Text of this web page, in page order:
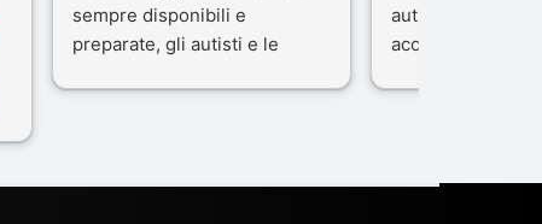
sempre disponibili e
preparate, gli autisti e le
livello e di grande
autista che ci
accompagnati
L’organizzazione